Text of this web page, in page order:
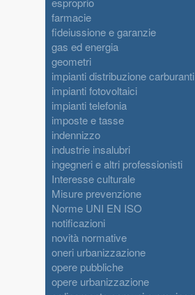
farmacie
fideiussione e garanzie
gas ed energia
geometri
impianti distribuzione carburanti
impianti fotovoltaici
impianti telefonia
imposte e tasse
indennizzo
industrie insalubri
ingegneri e altri professionisti
Interesse culturale
Misure prevenzione
Norme UNI EN ISO
notificazioni
novità normative
oneri urbanizzazione
opere pubbliche
opere urbanizzazione